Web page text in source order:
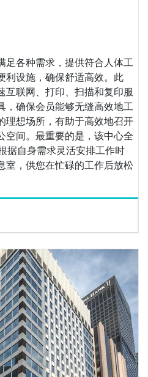
足各种需求，提供符合人体工
利设施，确保舒适高效。此
互联网、打印、扫描和复印服
，确保会员能够无缝高效地工
理想场所，有助于高效地召开
空间。最重要的是，该中心全
据自身需求灵活安排工作时
室，供您在忙碌的工作后放松